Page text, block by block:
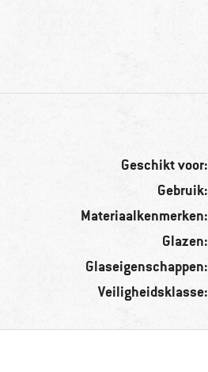
Geschikt voor:
Gebruik:
Materiaalkenmerken:
Glazen:
Glaseigenschappen:
Veiligheidsklasse: